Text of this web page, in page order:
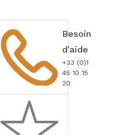
Besoin
d'aide
+33 (0)1
45 10 15
20